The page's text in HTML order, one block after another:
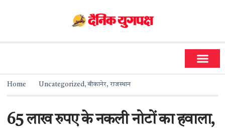
Home Uncategorized, बीकानेर, राजस्थान
65 लाख रुपए के नकली नोटों का हवाला,